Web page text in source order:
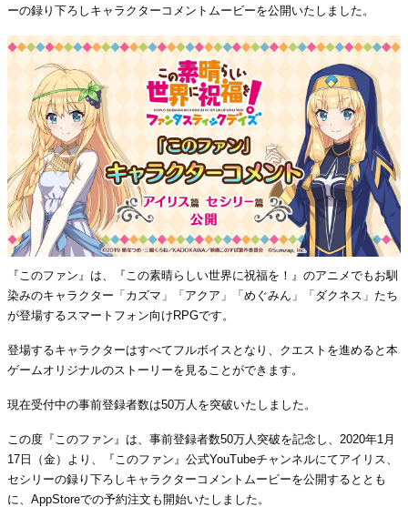
ーの録り下ろしキャラクターコメントムービーを公開いたしました。
『このファン』は、『この素晴らしい世界に祝福を！』のアニメでもお馴
染みのキャラクター「カズマ」「アクア」「めぐみん」「ダクネス」たち
が登場するスマートフォン向けRPGです。
登場するキャラクターはすべてフルボイスとなり、クエストを進めると本
ゲームオリジナルのストーリーを見ることができます。
現在受付中の事前登録者数は50万人を突破いたしました。
この度『このファン』は、事前登録者数50万人突破を記念し、2020年1月
17日（金）より、『このファン』公式YouTubeチャンネルにてアイリス、
セシリーの録り下ろしキャラクターコメントムービーを公開するととも
に、AppStoreでの予約注文も開始いたしました。